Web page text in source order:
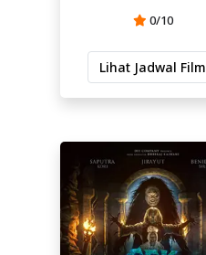
0/10
Lihat Jadwal Film